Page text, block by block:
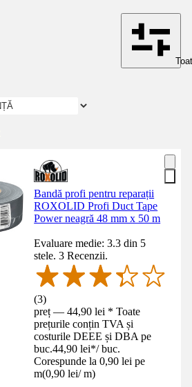
Bandă profi pentru reparații
ROXOLID Profi Duct Tape
Power neagră 48 mm x 50 m
Evaluare medie: 3.3 din 5
stele. 3 Recenzii.
(3)
preț — 44,90 lei * Toate
prețurile conțin TVA și
costurile DEEE și DBA pe
buc.44,90 lei*/ buc.
Corespunde la 0,90 lei pe
m(0,90 lei/ m)